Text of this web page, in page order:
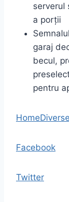
serverul
a porții
garaj
becul,
pentru
HomeDiverse
Facebook
Twitter